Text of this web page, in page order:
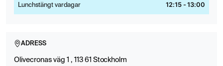
Lunchstängt vardagar 12:15 - 13:00
ADRESS
Olivecronas väg 1 , 113 61 Stockholm